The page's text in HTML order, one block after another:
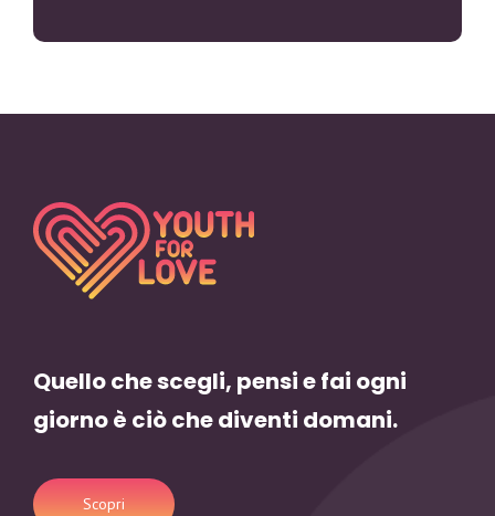
Quello che scegli, pensi e fai ogni
giorno è ciò che diventi domani.
Scopri